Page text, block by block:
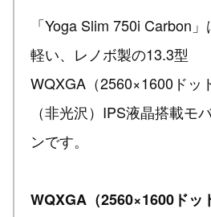
「Yoga Slim 750i Carbon
軽い、レノボ製の13.3型
WQXGA（2560×1600ドッ
（非光沢）IPS液晶搭載モ
ンです。
WQXGA（2560×1600ドッ